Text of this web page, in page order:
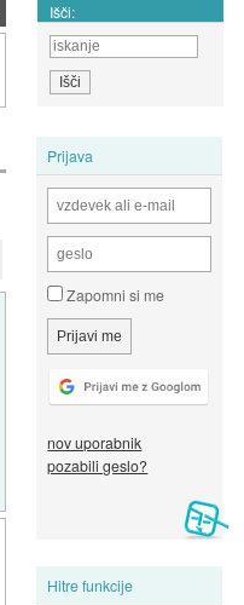
Išči:
Prijava
Zapomni si me
nov uporabnik
pozabili geslo?
Hitre funkcije